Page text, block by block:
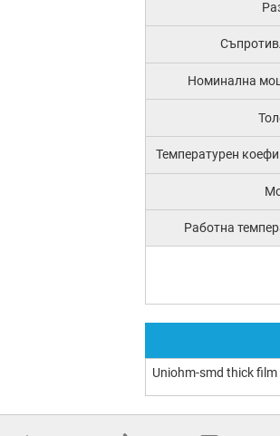
Номинална
Температурен
Работна
Uniohm-smd thick